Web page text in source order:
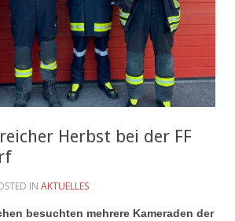
Herbst bei der FF
IN AKTUELLES
besuchten mehrere Kameraden der